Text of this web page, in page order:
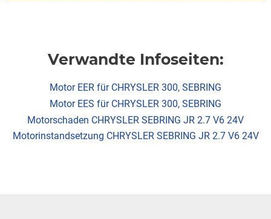
Verwandte Infoseiten:
Motor EER für CHRYSLER 300, SEBRING
Motor EES für CHRYSLER 300, SEBRING
Motorschaden CHRYSLER SEBRING JR 2.7 V6 24V
Motorinstandsetzung CHRYSLER SEBRING JR 2.7 V6 24V